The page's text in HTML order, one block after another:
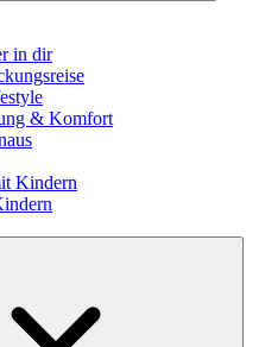
in dir
& Komfort
Kindern